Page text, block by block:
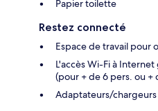
Papier toilette
Restez connecté
Espace de travail pour
L'accès Wi-Fi à
(pour + de 6 pers. ou +
Adaptateurs/